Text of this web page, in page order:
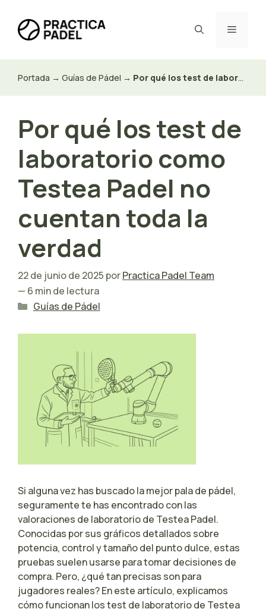
contenido
Menú
Portada → Guías de Pádel → Por qué los test de laboratorio como Testea Padel no cuentan toda la verdad
Por qué los test de
laboratorio como
Testea Padel no
cuentan toda la
verdad
22 de junio de 2025 porPractica Padel Team
— 6 min de lectura
Categorías
Guías de Pádel
Si alguna vez has buscado la mejor pala de pádel,
seguramente te has encontrado con las
valoraciones de laboratorio de Testea Padel.
Conocidas por sus gráficos detallados sobre
potencia, control y tamaño del punto dulce, estas
pruebas suelen usarse para tomar decisiones de
compra. Pero, ¿qué tan precisas son para
jugadores reales? En este artículo, explicamos
cómo funcionan los test de laboratorio de Testea